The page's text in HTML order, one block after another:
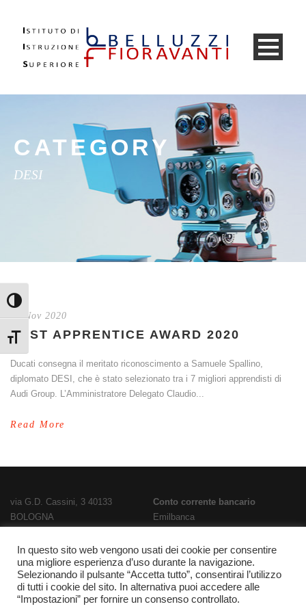
Attiva/disattiva alto contrasto
Attiva/disattiva dimensione testo
CATEGORY
DESI
27 Nov 2020
BEST APPRENTICE AWARD 2020
Ducati consegna il meritato riconoscimento a Samuele Spallino,
diplomato DESI, che è stato selezionato tra i 7 migliori apprendisti di
Audi Group. L’Amministratore Delegato Claudio...
Read More
via G.D. Cassini, 3 40133
BOLOGNA
E-Mail:bois02300g@istruzione.it
PEC: bois02300g@pec.istruzione.it
Codice meccanografico
BOIS02300G
Codice fiscale 91337340375
Conto corrente bancario
Emilbanca
IT28T0707236670000000186800
Codice FatturazioneUFPL93
Codice IPAistsc_bois02300g
In questo sito web vengono usati dei cookie per consentire
una migliore esperienza d’uso durante la navigazione.
Selezionando il pulsante “Accetta tutto”, consentirai l’utilizzo
di tutti i cookie del sito. In alternativa puoi accedere alle
“Impostazioni” per fornire un consenso controllato.